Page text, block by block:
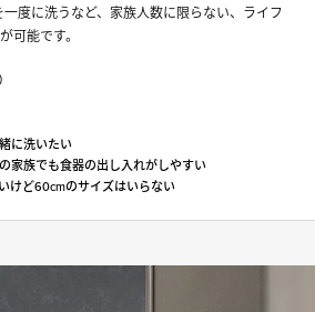
度に洗うなど、家族人数に限らない、ライフ
可能です。
に洗いたい
家族でも食器の出し入れがしやすい
けど60cmのサイズはいらない